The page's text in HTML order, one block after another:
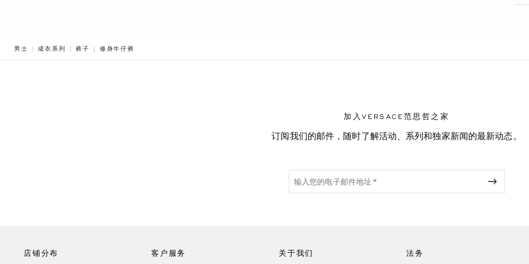
男士 成衣系列 裤子 BREADCRUMB.ADA.LABEL.CURRENT
修身牛仔裤
加入VERSACE范思哲之家
订阅我们的邮件，随时了解活动、系列和独家新闻的最新动态。
店铺分布 客户服务 关于我们 法务